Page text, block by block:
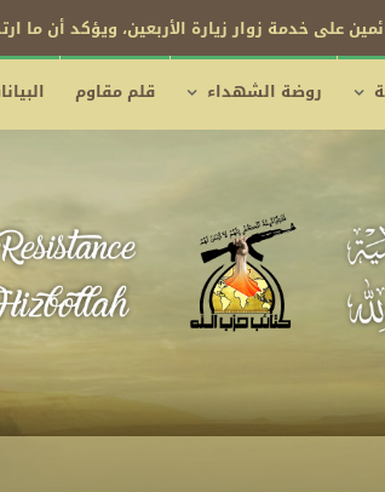
على خدمة زوار زيارة الأربعين، ويؤكد أن ما
روضة الشهداء قلم مقاوم